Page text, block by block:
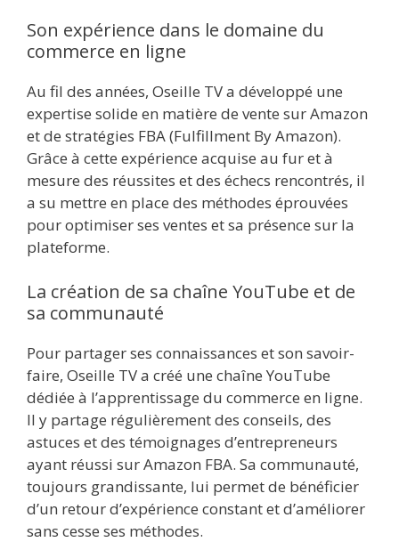
Son expérience dans le domaine du
commerce en ligne
Au fil des années, Oseille TV a développé une
expertise solide en matière de vente sur Amazon
et de stratégies FBA (Fulfillment By Amazon).
Grâce à cette expérience acquise au fur et à
mesure des réussites et des échecs rencontrés, il
a su mettre en place des méthodes éprouvées
pour optimiser ses ventes et sa présence sur la
plateforme.
La création de sa chaîne YouTube et de
sa communauté
Pour partager ses connaissances et son savoir-
faire, Oseille TV a créé une chaîne YouTube
dédiée à l’apprentissage du commerce en ligne.
Il y partage régulièrement des conseils, des
astuces et des témoignages d’entrepreneurs
ayant réussi sur Amazon FBA. Sa communauté,
toujours grandissante, lui permet de bénéficier
d’un retour d’expérience constant et d’améliorer
sans cesse ses méthodes.